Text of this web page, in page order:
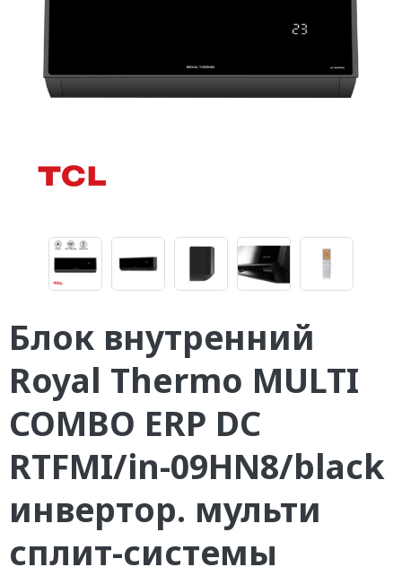
Блок внутренний
Royal Thermo MULTI
COMBO ERP DC
RTFMI/in-09HN8/black
инвертор. мульти
сплит-системы